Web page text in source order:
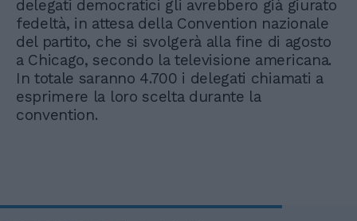
delegati democratici gli avrebbero già giurato
fedeltà, in attesa della Convention nazionale
del partito, che si svolgerà alla fine di agosto
a Chicago, secondo la televisione americana.
In totale saranno 4.700 i delegati chiamati a
esprimere la loro scelta durante la
convention.